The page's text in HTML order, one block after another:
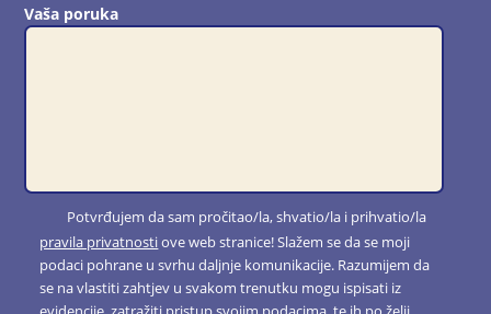
Vaša poruka
Potvrđujem da sam pročitao/la, shvatio/la i prihvatio/la
pravila privatnostiove web stranice! Slažem se da se moji
podaci pohrane u svrhu daljnje komunikacije. Razumijem da
se na vlastiti zahtjev u svakom trenutku mogu ispisati iz